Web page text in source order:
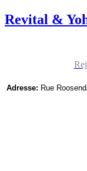
Revital &
Adresse: Rue